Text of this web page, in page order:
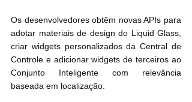
Os desenvolvedores obtêm novas APIs para
adotar materiais de design do Liquid Glass,
criar widgets personalizados da Central de
Controle e adicionar widgets de terceiros ao
Conjunto Inteligente com relevância
baseada em localização.